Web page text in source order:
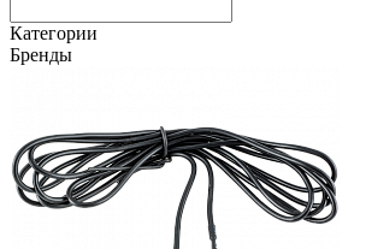
Категории
Бренды